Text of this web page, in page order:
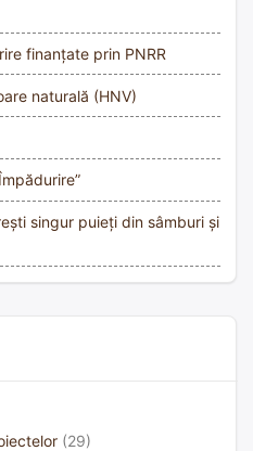
finanțate prin PNRR
naturală (HNV)
singur puieți din sâmburi și
(29)